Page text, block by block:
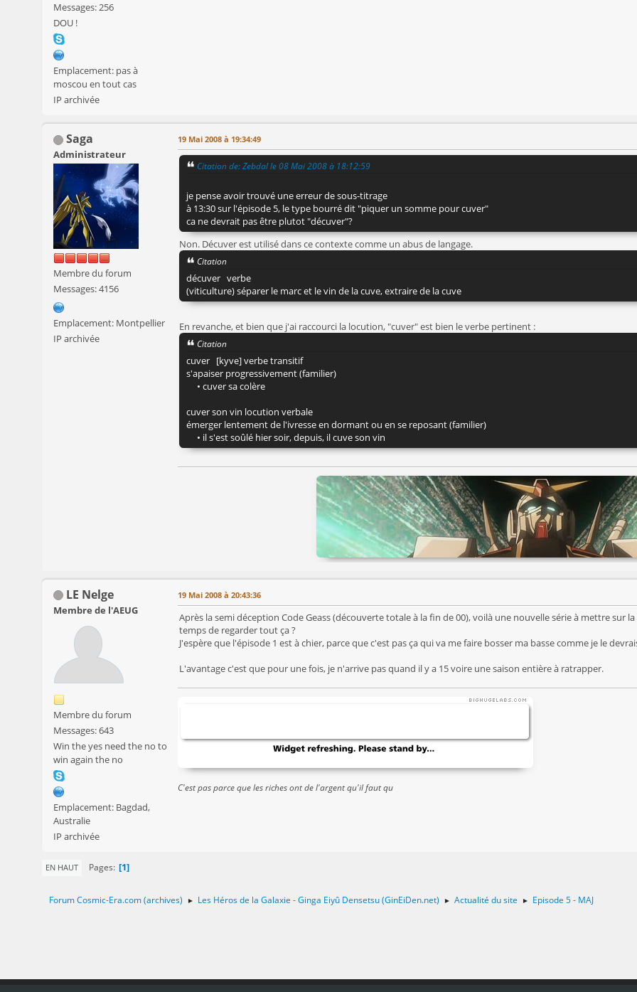
Messages: 256
DOU !
Emplacement: pas à
moscou en tout cas
IP archivée
Saga
Administrateur
Membre du forum
Messages: 4156
Emplacement: Montpellier
IP archivée
19 Mai 2008 à 19:34:49
Citation de: Zebdal le 08 Mai 2008 à 18:12:59
je pense avoir trouvé une erreur de sous-titrage
à 13:30 sur l'épisode 5, le type bourré dit "piquer un somme pour cuver"
ca ne devrait pas être plutot "décuver"?
Non. Décuver est utilisé dans ce contexte comme un abus de langage.
Citation
décuver verbe
(viticulture) séparer le marc et le vin de la cuve, extraire de la cuve
En revanche, et bien que j'ai raccourci la locution, "cuver" est bien le verbe pertinent :
Citation
cuver [kyve] verbe transitif
s'apaiser progressivement (familier)
• cuver sa colère
cuver son vin locution verbale
émerger lentement de l'ivresse en dormant ou en se reposant (familier)
• il s'est soûlé hier soir, depuis, il cuve son vin
LE Nelge
Membre de l'AEUG
Membre du forum
Messages: 643
Win the yes need the no to
win again the no
Emplacement: Bagdad,
Australie
IP archivée
19 Mai 2008 à 20:43:36
Après la semi déception Code Geass (découverte totale à la fin de 00), voilà une nouvelle série à mettre sur
temps de regarder tout ça ?
J'espère que l'épisode 1 est à chier, parce que c'est pas ça qui va me faire bosser ma basse comme je le
L'avantage c'est que pour une fois, je n'arrive pas quand il y a 15 voire une saison entière à ratrapper.
C'est pas parce que les riches ont de l'argent qu'il faut qu
EN HAUT Pages 1
Forum Cosmic-Era.com (archives) ► Les Héros de la Galaxie - Ginga Eiyû Densetsu (GinEiDen.net) ► Actualité du site ► Episode 5 - MAJ